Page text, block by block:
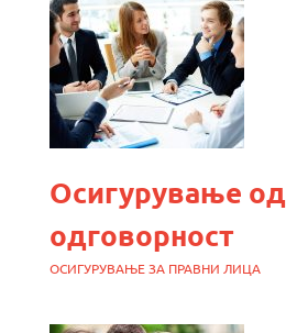
Осигурување од
одговорност
ОСИГУРУВАЊЕ ЗА ПРАВНИ ЛИЦА